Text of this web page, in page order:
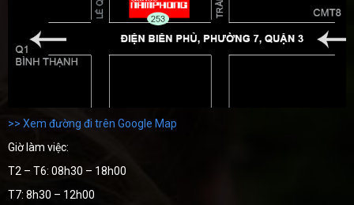
>> Xem đường đi trên Google Map
Giờ làm việc:
T2 – T6: 08h30 – 18h00
T7: 8h30 – 12h00